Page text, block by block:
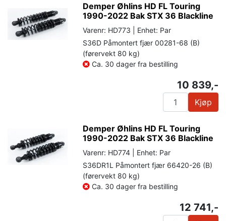
Demper Øhlins HD FL Touring
1990-2022 Bak STX 36 Blackline
Varenr: HD773 | Enhet: Par
S36D Påmontert fjær 00281-68 (B)
(førervekt 80 kg)
Ca. 30 dager fra bestilling
10 839,-
Kjøp
Demper Øhlins HD FL Touring
1990-2022 Bak STX 36 Blackline
Varenr: HD774 | Enhet: Par
S36DR1L Påmontert fjær 66420-26 (B)
(førervekt 80 kg)
Ca. 30 dager fra bestilling
12 741,-